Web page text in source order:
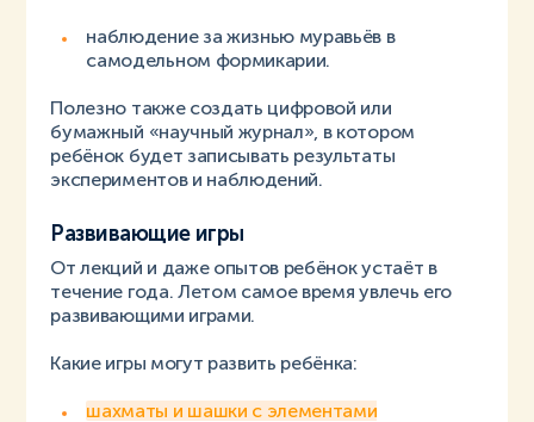
наблюдение за жизнью муравьёв в
самодельном формикарии.
Полезно также создать цифровой или
бумажный «научный журнал», в котором
ребёнок будет записывать результаты
экспериментов и наблюдений.
Развивающие игры
От лекций и даже опытов ребёнок устаёт в
течение года. Летом самое время увлечь его
развивающими играми.
Какие игры могут развить ребёнка:
шахматы и шашки с элементами